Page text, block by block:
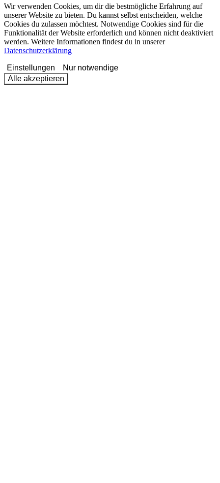
Wir verwenden Cookies, um dir die bestmögliche Erfahrung auf
unserer Website zu bieten. Du kannst selbst entscheiden, welche
Cookies du zulassen möchtest. Notwendige Cookies sind für die
Funktionalität der Website erforderlich und können nicht deaktiviert
werden. Weitere Informationen findest du in unserer
Datenschutzerklärung
Einstellungen
Nur notwendige
Alle akzeptieren